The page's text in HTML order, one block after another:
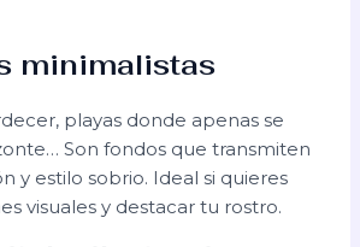
minimalistas
playas donde apenas se
Son fondos que transmiten
y estilo sobrio. Ideal si quieres
visuales y destacar tu rostro.